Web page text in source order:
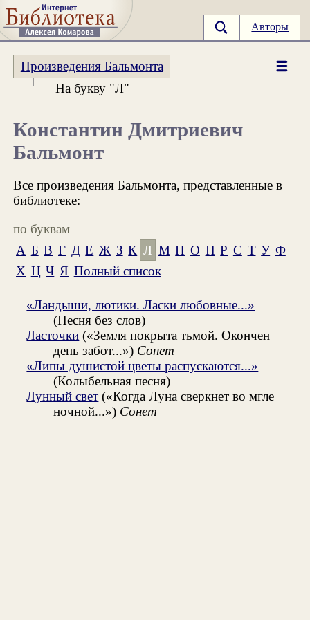
Авторы
Произведения Бальмонта
На букву "Л"
Константин Дмитриевич
Бальмонт
Все произведения Бальмонта, представленные в
библиотеке:
по буквам
А Б В Г Д Е Ж З К Л М Н О П Р С Т У Ф
Х Ц Ч Я Полный список
«Ландыши, лютики. Ласки любовные...»
(Песня без слов)
Ласточки («Земля покрыта тьмой. Окончен
день забот...») Сонет
«Липы душистой цветы распускаются...»
(Колыбельная песня)
Лунный свет («Когда Луна сверкнет во мгле
ночной...») Сонет